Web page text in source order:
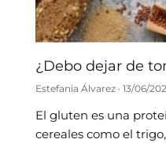
¿Debo dejar de
Estefania Álvarez 13/06/
El gluten es una
cereales como el